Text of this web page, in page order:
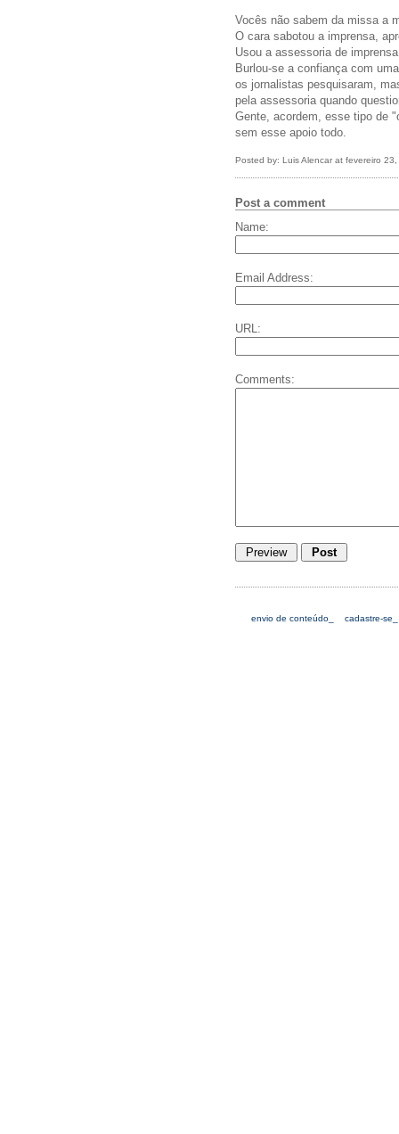
Vocês não sabem da missa a
O cara sabotou a imprensa,
Usou a assessoria de
Burlou-se a confiança com
os jornalistas pesquisaram,
pela assessoria quando
Gente, acordem, esse tipo de
sem esse apoio todo.
Posted by: Luis Alencar at fevereiro
Post a comment
Name:
Email Address:
URL:
Comments:
envio de conteúdo_ cadastre-se_